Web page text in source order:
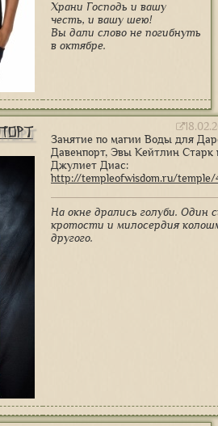
Храни Господь и вашу
честь, и вашу шею!
Вы дали слово не погибнуть
в октябре.
Занятие по магии Воды для
Давенпорт, Эвы Кейтлин Старк
Джулиет Диас:
http://templeofwisdom.ru/
На окне дрались голуби. Один
кротости и милосердия
другого.